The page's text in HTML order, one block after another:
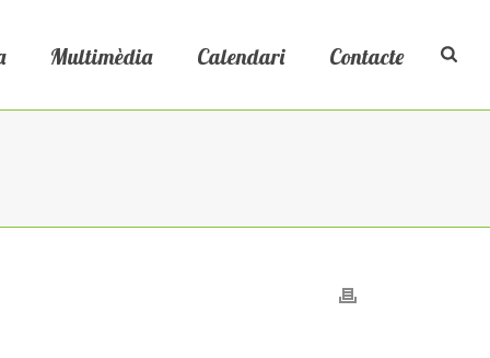
Multimèdia Calendari Contacte